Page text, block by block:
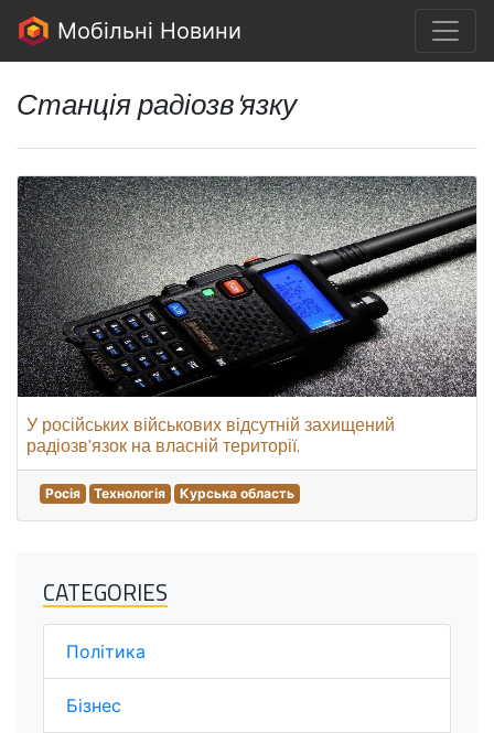
Мобільні Новини
Станція радіозв'язку
У російських військових відсутній захищений
радіозв'язок на власній території.
Росія Технологія Курська область
CATEGORIES
Політика
Бізнес